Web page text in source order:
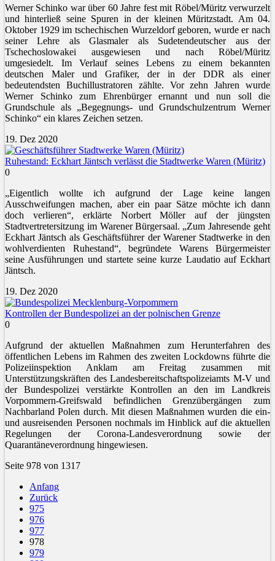
Werner Schinko war über 60 Jahre fest mit Röbel/Müritz verwurzelt
und hinterließ seine Spuren in der kleinen Müritzstadt. Am 04.
Oktober 1929 im tschechischen Wurzeldorf geboren, wurde er nach
seiner Lehre als Glasmaler als Sudetendeutscher aus der
Tschechoslowakei ausgewiesen und nach Röbel/Müritz
umgesiedelt. Im Verlauf seines Lebens zu einem bekannten
deutschen Maler und Grafiker, der in der DDR als einer
bedeutendsten Buchillustratoren zählte. Vor zehn Jahren wurde
Werner Schinko zum Ehrenbürger ernannt und nun soll die
Grundschule als „Begegnungs- und Grundschulzentrum Werner
Schinko“ ein klares Zeichen setzen.
19. Dez 2020
Ruhestand: Eckhart Jäntsch verlässt die Stadtwerke Waren (Müritz)
0
„Eigentlich wollte ich aufgrund der Lage keine langen
Ausschweifungen machen, aber ein paar Sätze möchte ich dann
doch verlieren“, erklärte Norbert Möller auf der jüngsten
Stadtvertretersitzung im Warener Bürgersaal. „Zum Jahresende geht
Eckhart Jäntsch als Geschäftsführer der Warener Stadtwerke in den
wohlverdienten Ruhestand“, begründete Warens Bürgermeister
seine Ausführungen und startete seine kurze Laudatio auf Eckhart
Jäntsch.
19. Dez 2020
Kontrollen der Bundespolizei an der polnischen Grenze
0
Aufgrund der aktuellen Maßnahmen zum Herunterfahren des
öffentlichen Lebens im Rahmen des zweiten Lockdowns führte die
Polizeiinspektion Anklam am Freitag zusammen mit
Unterstützungskräften des Landesbereitschaftspolizeiamts M-V und
der Bundespolizei verstärkte Kontrollen an den im Landkreis
Vorpommern-Greifswald befindlichen Grenzübergängen zum
Nachbarland Polen durch. Mit diesen Maßnahmen wurden die ein-
und ausreisenden Personen nochmals im Hinblick auf die aktuellen
Regelungen der Corona-Landesverordnung sowie der
Quarantäneverordnung hingewiesen.
Seite 978 von 1317
Anfang
Zurück
975
976
977
978
979